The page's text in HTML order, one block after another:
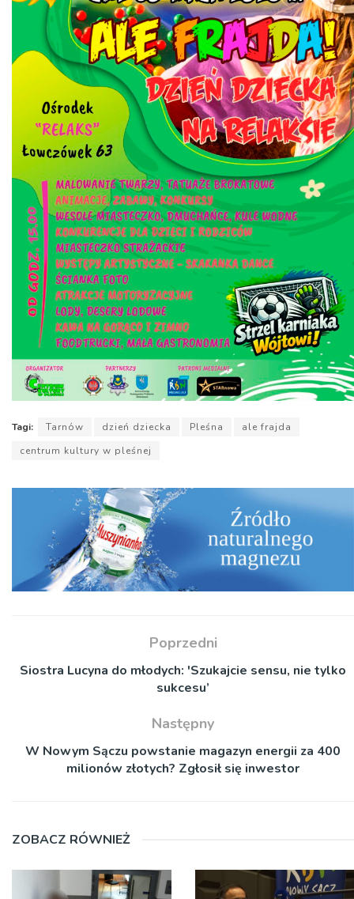
Tagi: Tarnów dzień dziecka Pleśna
ale frajda
centrum kultury w pleśnej
Poprzedni
Siostra Lucyna do młodych: 'Szukajcie sensu, nie tylko
sukcesu’
Następny
W Nowym Sączu powstanie magazyn energii za 400
milionów złotych? Zgłosił się inwestor
ZOBACZ RÓWNIEŻ